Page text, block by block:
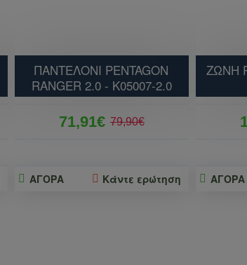
ΠΑΝΤΕΛΟΝΙ PENTAGON
RANGER 2.0 - K05007-2.0
71,91€ 79,90€
ΑΓΟΡΑ Κάντε ερώτηση
ΖΩΝΗ
ΑΓΟΡΑ